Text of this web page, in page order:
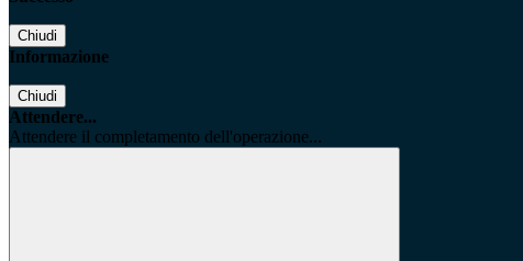
Chiudi
Informazione
Chiudi
Attendere...
Attendere il completamento dell'operazione...